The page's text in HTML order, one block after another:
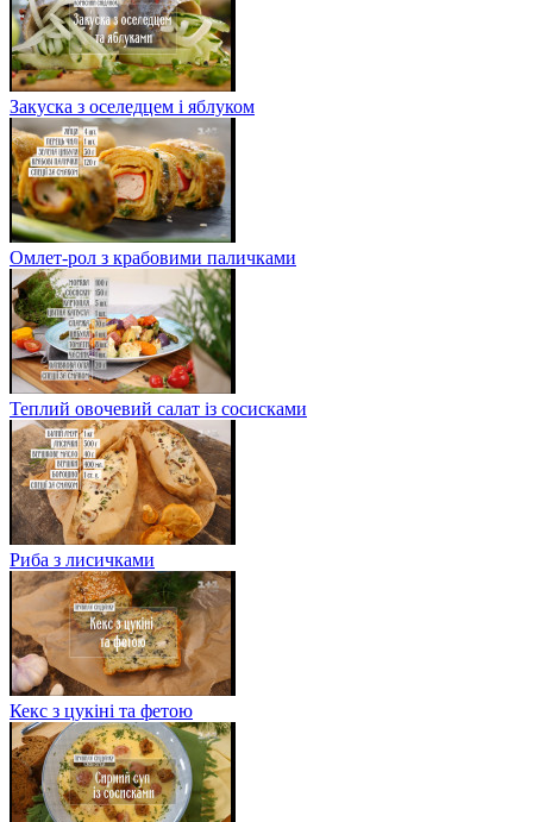
Закуска з оселедцем і яблуком
Омлет-рол з крабовими паличками
Теплий овочевий салат із сосисками
Риба з лисичками
Кекс з цукіні та фетою